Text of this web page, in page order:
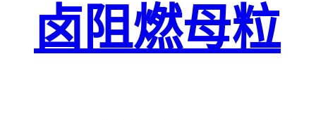
卤阻燃母粒